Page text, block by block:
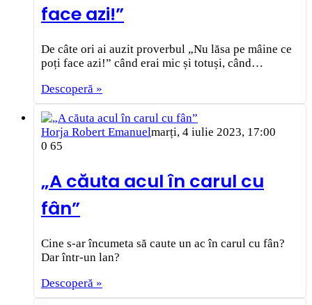
face azi!”
De câte ori ai auzit proverbul „Nu lăsa pe mâine ce
poți face azi!” când erai mic și totuși, când…
Descoperă »
Horja Robert Emanuelmarți, 4 iulie 2023, 17:00
0 65
„A căuta acul în carul cu
fân”
Cine s-ar încumeta să caute un ac în carul cu fân?
Dar într-un lan?
Descoperă »